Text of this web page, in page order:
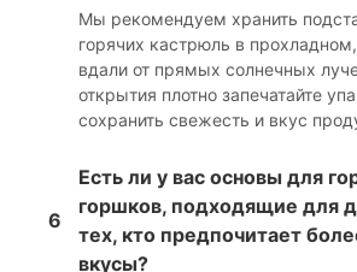
Мы рекомендуем хранить
горячих кастрюль в
вдали от прямых солнечных
открытия плотно запечатайте
сохранить свежесть и вкус
6
Есть ли у вас основы для
горшков, подходящие для
тех, кто предпочитает
вкусы?